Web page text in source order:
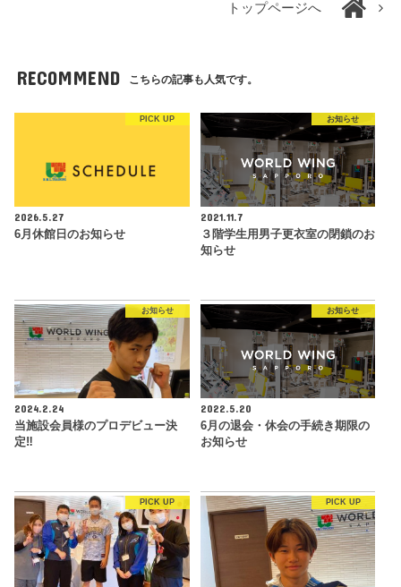
トップページへ
RECOMMEND こちらの記事も人気です。
PICK UP
2026.5.27
6月休館日のお知らせ
お知らせ
2021.11.7
３階学生用男子更衣室の閉鎖のお
知らせ
お知らせ
2024.2.24
当施設会員様のプロデビュー決
定‼︎
お知らせ
2022.5.20
6月の退会・休会の手続き期限の
お知らせ
PICK UP PICK UP